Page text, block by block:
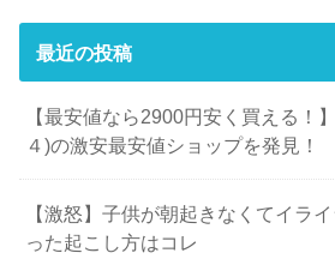
最近の投稿
【最安値なら2900円安く買える！
４)の激安最安値ショップを発見！
【激怒】子供が朝起きなくてイラ
った起こし方はコレ